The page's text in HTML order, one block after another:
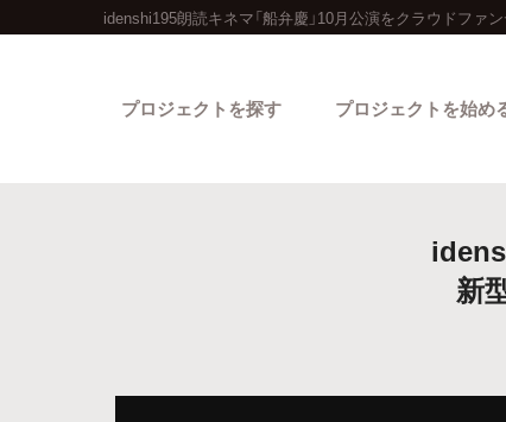
idenshi195朗読キネマ「船弁慶」10月公演をクラウドファン
プロジェクトを探す
カテゴリーから探す
プロジェクトを始め
新